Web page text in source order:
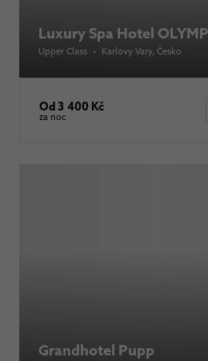
Luxury Spa Hotel
Upper Class • Karlovy Vary, Česko
Od 3 400 Kč
za noc
Grandhotel Pupp